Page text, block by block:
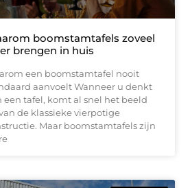
boomstamtafels zoveel
brengen in huis
een boomstamtafel nooit
aanvoelt Wanneer u denkt
een tafel, komt al snel het beeld
de klassieke vierpotige
Maar boomstamtafels zijn